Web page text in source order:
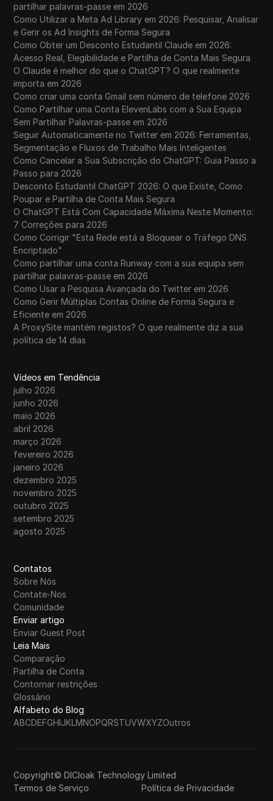
partilhar palavras-passe em 2026
Como Utilizar a Meta Ad Library em 2026: Pesquisar, Analisar
e Gerir os Ad Insights de Forma Segura
Como Obter um Desconto Estudantil Claude em 2026:
Acesso Real, Elegibilidade e Partilha de Conta Mais Segura
O Claude é melhor do que o ChatGPT? O que realmente
importa em 2026
Como criar uma conta Gmail sem número de telefone 2026
Como Partilhar uma Conta ElevenLabs com a Sua Equipa
Sem Partilhar Palavras-passe em 2026
Seguir Automaticamente no Twitter em 2026: Ferramentas,
Segmentação e Fluxos de Trabalho Mais Inteligentes
Como Cancelar a Sua Subscrição do ChatGPT: Guia Passo a
Passo para 2026
Desconto Estudantil ChatGPT 2026: O que Existe, Como
Poupar e Partilha de Conta Mais Segura
O ChatGPT Está Com Capacidade Máxima Neste Momento:
7 Correções para 2026
Como Corrigir "Esta Rede está a Bloquear o Tráfego DNS
Encriptado"
Como partilhar uma conta Runway com a sua equipa sem
partilhar palavras-passe em 2026
Como Usar a Pesquisa Avançada do Twitter em 2026
Como Gerir Múltiplas Contas Online de Forma Segura e
Eficiente em 2026
A ProxySite mantém registos? O que realmente diz a sua
política de 14 dias
Vídeos em Tendência
julho 2026
junho 2026
maio 2026
abril 2026
março 2026
fevereiro 2026
janeiro 2026
dezembro 2025
novembro 2025
outubro 2025
setembro 2025
agosto 2025
Contatos
Sobre Nós
Contate-Nos
Comunidade
Enviar artigo
Enviar Guest Post
Leia Mais
Comparação
Partilha de Conta
Contornar restrições
Glossário
Alfabeto do Blog
ABCDEFGHIJKLMNOPQRSTUVWXYZOutros
Copyright© DICloak Technology Limited
Termos de Serviço
Política de Privacidade